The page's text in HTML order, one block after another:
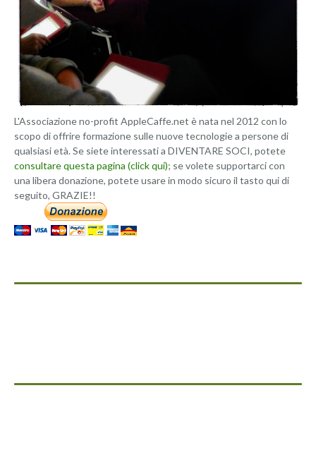
L'Associazione no-profit AppleCaffe.net è nata nel 2012 con lo
scopo di offrire formazione sulle nuove tecnologie a persone di
qualsiasi età. Se siete interessati a DIVENTARE SOCI, potete
consultare questa pagina (click qui); se volete supportarci con
una libera donazione, potete usare in modo sicuro il tasto qui di
seguito, GRAZIE!!